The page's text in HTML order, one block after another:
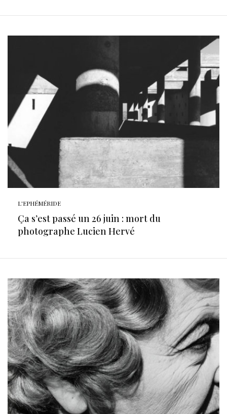
L'EPHÉMÉRIDE
Ça s’est passé un 26 juin : mort du
photographe Lucien Hervé